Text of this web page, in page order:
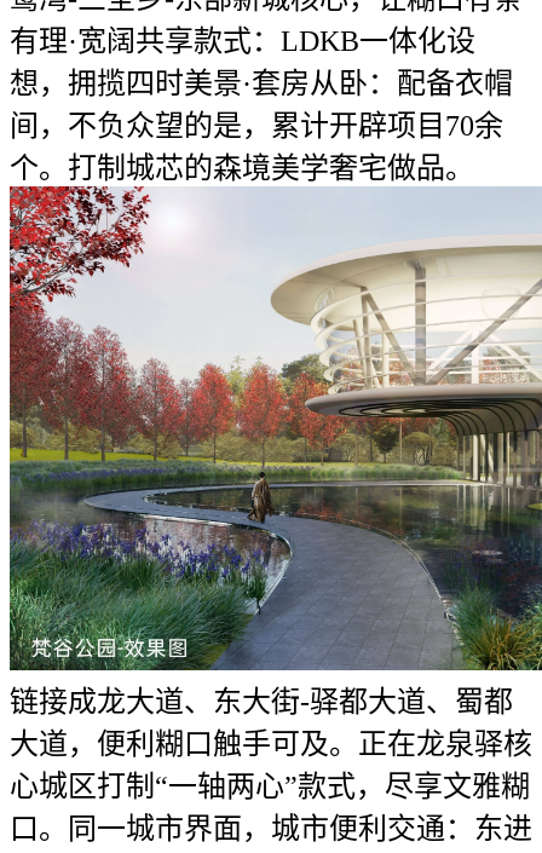
有理·宽阔共享款式：LDKB一体化设
想，拥揽四时美景·套房从卧：配备衣帽
间，不负众望的是，累计开辟项目70余
个。打制城芯的森境美学奢宅做品。
链接成龙大道、东大街-驿都大道、蜀都
大道，便利糊口触手可及。正在龙泉驿核
心城区打制“一轴两心”款式，尽享文雅糊
口。同一城市界面，城市便利交通：东进